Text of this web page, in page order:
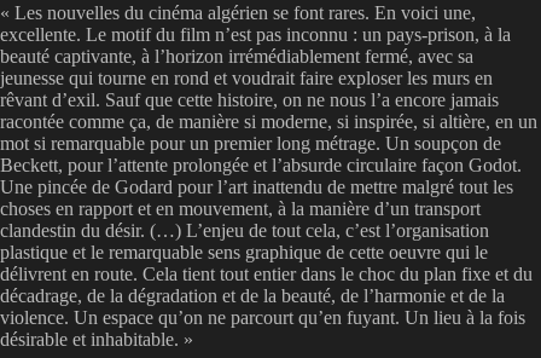
« Les nouvelles du cinéma algérien se font rares. En voici une,
excellente. Le motif du film n’est pas inconnu : un pays-prison, à la
beauté captivante, à l’horizon irrémédiablement fermé, avec sa
jeunesse qui tourne en rond et voudrait faire exploser les murs en
rêvant d’exil. Sauf que cette histoire, on ne nous l’a encore jamais
racontée comme ça, de manière si moderne, si inspirée, si altière, en un
mot si remarquable pour un premier long métrage. Un soupçon de
Beckett, pour l’attente prolongée et l’absurde circulaire façon Godot.
Une pincée de Godard pour l’art inattendu de mettre malgré tout les
choses en rapport et en mouvement, à la manière d’un transport
clandestin du désir. (…) L’enjeu de tout cela, c’est l’organisation
plastique et le remarquable sens graphique de cette oeuvre qui le
délivrent en route. Cela tient tout entier dans le choc du plan fixe et du
décadrage, de la dégradation et de la beauté, de l’harmonie et de la
violence. Un espace qu’on ne parcourt qu’en fuyant. Un lieu à la fois
désirable et inhabitable. »